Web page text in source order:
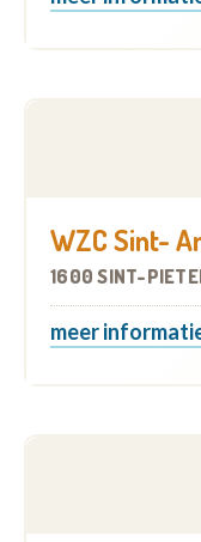
WZC Sint-
1600 SINT-
meer